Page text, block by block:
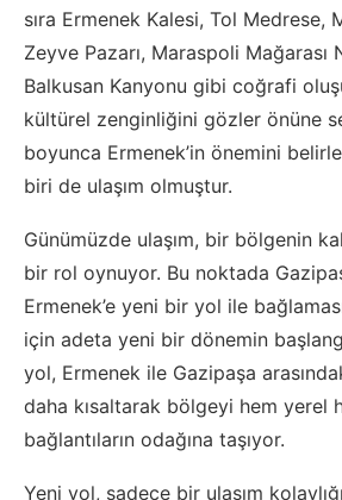
sıra Ermenek Kalesi, Tol Medrese,
Zeyve Pazarı, Maraspoli Mağarası
Balkusan Kanyonu gibi coğrafi
kültürel zenginliğini gözler önüne
boyunca Ermenek’in önemini
biri de ulaşım olmuştur.
Günümüzde ulaşım, bir bölgenin
bir rol oynuyor. Bu noktada
Ermenek’e yeni bir yol ile
için adeta yeni bir dönemin
yol, Ermenek ile Gazipaşa
daha kısaltarak bölgeyi hem yerel
bağlantıların odağına taşıyor.
Yeni yol, sadece bir ulaşım